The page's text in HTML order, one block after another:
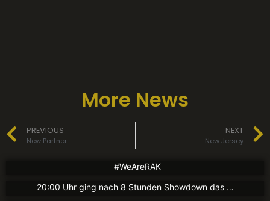
More News
PREVIOUS
New Partner
NEXT
New Jersey
News
17. August 2021
#WeAreRAK
20:00 Uhr ging nach 8 Stunden Showdown das …
New Partner
We now have a partnership with kingsleague.gg The
New Partner